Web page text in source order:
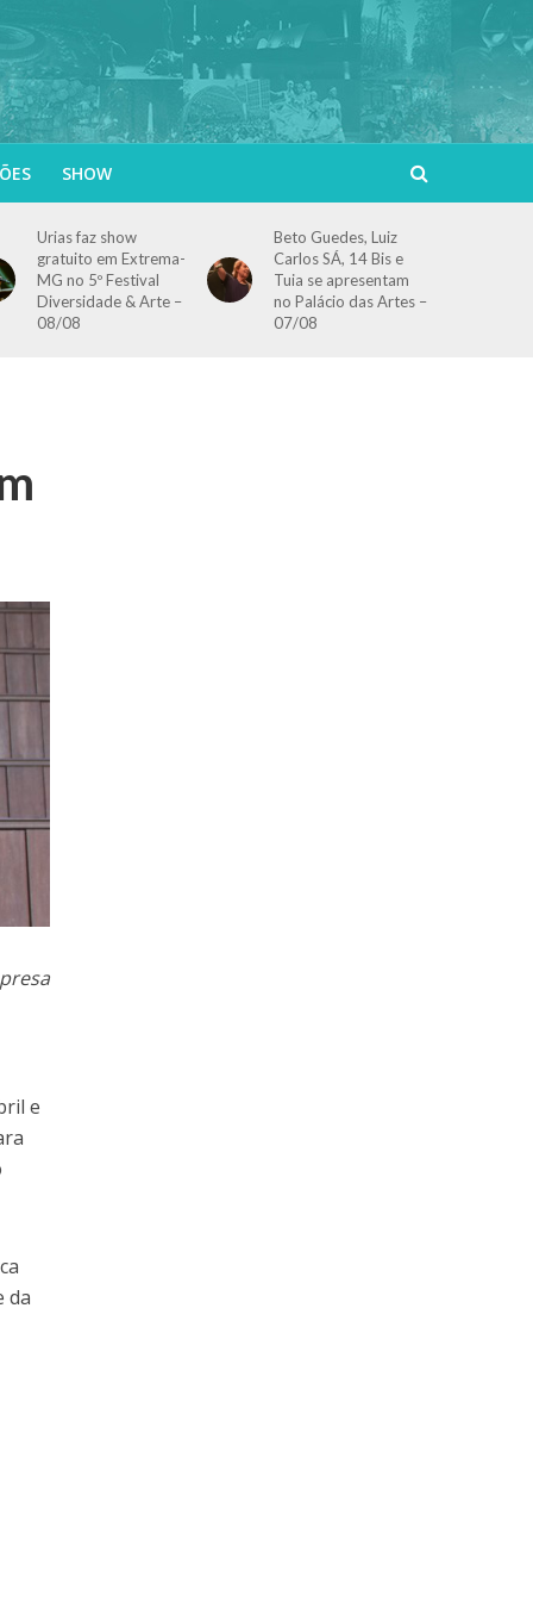
SHOW
Urias faz show
gratuito em Extrema-
MG no 5º Festival
Diversidade & Arte –
08/08
Beto Guedes, Luiz
Carlos SÁ, 14 Bis e
Tuia se apresentam
no Palácio das Artes –
07/08
e
da